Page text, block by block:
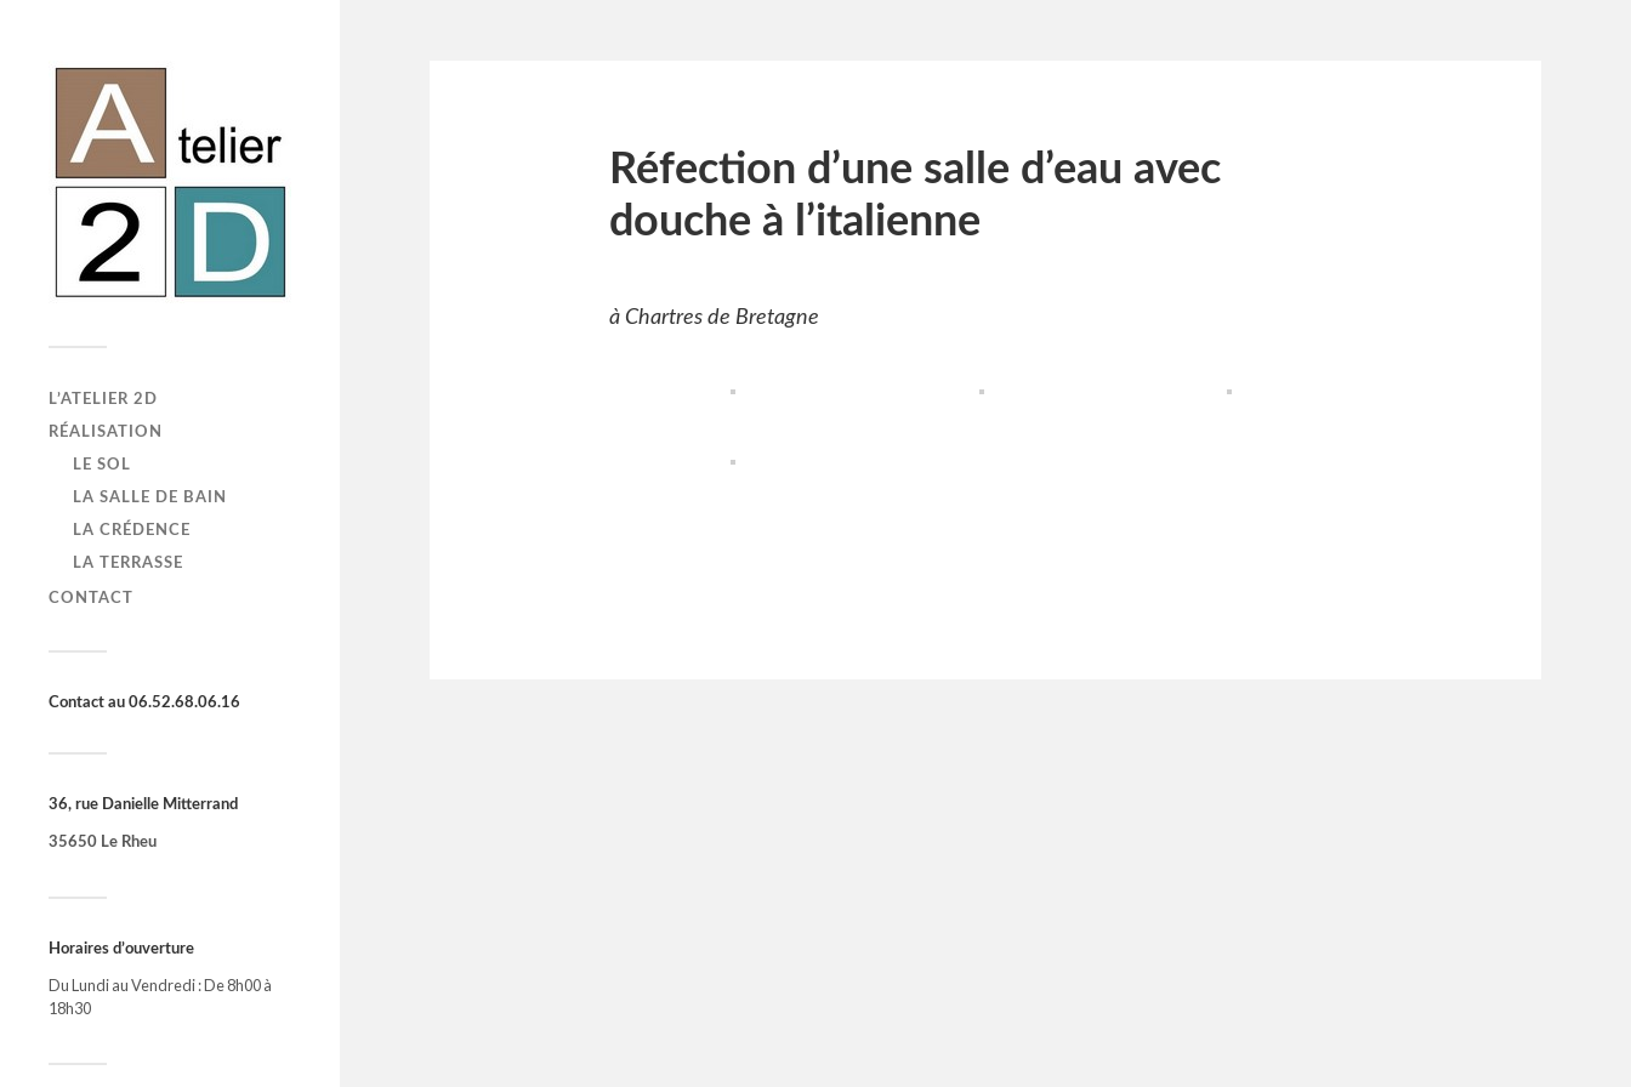
L’ATELIER 2D
RÉALISATION
LE SOL
LA SALLE DE BAIN
LA CRÉDENCE
LA TERRASSE
CONTACT
Contact au 06.52.68.06.16
36, rue Danielle Mitterrand
35650 Le Rheu
Horaires d’ouverture
Du Lundi au Vendredi : De 8h00 à
18h30
Réfection d’une salle d’eau avec
douche à l’italienne
à Chartres de Bretagne